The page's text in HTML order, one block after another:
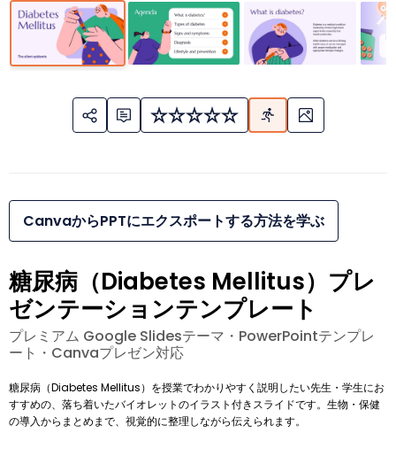
CanvaからPPTにエクスポートする方法を学ぶ
糖尿病（Diabetes Mellitus）プレ
ゼンテーションテンプレート
プレミアム Google Slidesテーマ・PowerPointテンプレ
ート・Canvaプレゼン対応
糖尿病（Diabetes Mellitus）を授業でわかりやすく説明したい先生・学生にお
すすめの、落ち着いたバイオレットのイラスト付きスライドです。生物・保健
の導入からまとめまで、視覚的に整理しながら伝えられます。